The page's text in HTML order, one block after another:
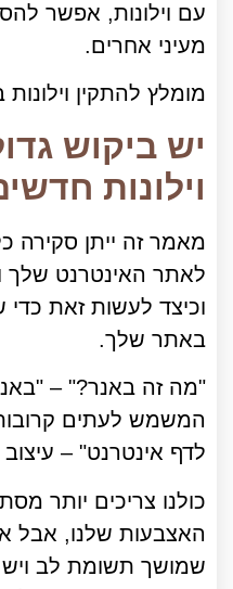
עם וילונות, אפשר
מעיני אחרים.
מומלץ להתקין
יש ביקוש
וילונות
מאמר זה ייתן סקירה
לאתר האינטרנט שלך
וכיצד לעשות זאת כדי
באתר שלך.
"מה זה באנר?" –
המשמש לעתים
לדף אינטרנט" – עיצוב
כולנו צריכים יותר
האצבעות שלנו, אבל
שמושך תשומת לב